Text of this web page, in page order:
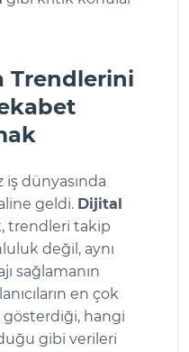
Trendlerini
dünyasında
geldi. Dijital
trendleri takip
değil, aynı
sağlamanın
en çok
hangi
gibi verileri